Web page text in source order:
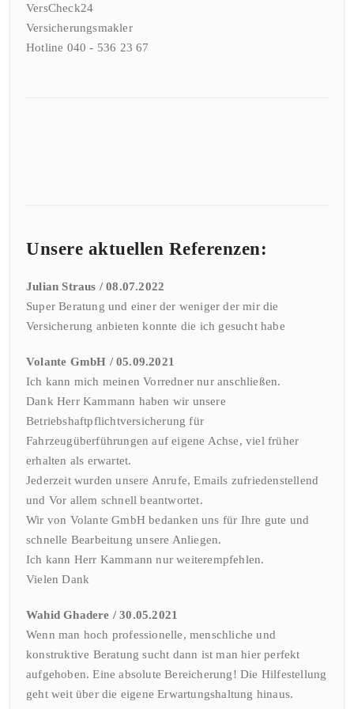
VersCheck24
Versicherungsmakler
Hotline 040 - 536 23 67
Unsere aktuellen Referenzen:
Julian Straus / 08.07.2022
Super Beratung und einer der weniger der mir die
Versicherung anbieten konnte die ich gesucht habe
Volante GmbH / 05.09.2021
Ich kann mich meinen Vorredner nur anschließen.
Dank Herr Kammann haben wir unsere
Betriebshaftpflichtversicherung für
Fahrzeugüberführungen auf eigene Achse, viel früher
erhalten als erwartet.
Jederzeit wurden unsere Anrufe, Emails zufriedenstellend
und Vor allem schnell beantwortet.
Wir von Volante GmbH bedanken uns für Ihre gute und
schnelle Bearbeitung unsere Anliegen.
Ich kann Herr Kammann nur weiterempfehlen.
Vielen Dank
Wahid Ghadere / 30.05.2021
Wenn man hoch professionelle, menschliche und
konstruktive Beratung sucht dann ist man hier perfekt
aufgehoben. Eine absolute Bereicherung! Die Hilfestellung
geht weit über die eigene Erwartungshaltung hinaus.